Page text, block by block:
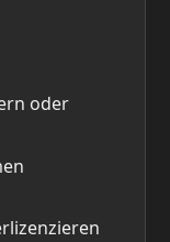
oder